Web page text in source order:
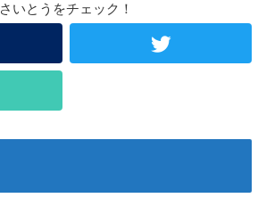
さいとうをチェック！